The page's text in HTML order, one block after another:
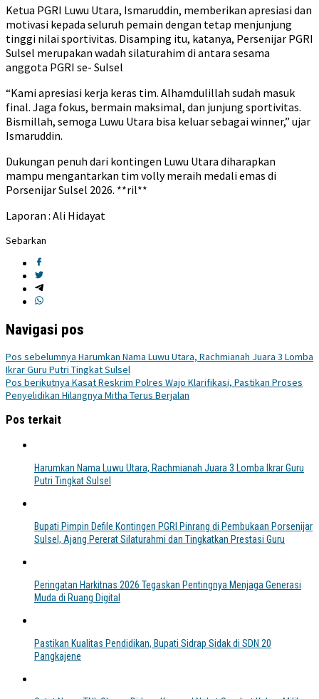
Ketua PGRI Luwu Utara, Ismaruddin, memberikan apresiasi dan
motivasi kepada seluruh pemain dengan tetap menjunjung
tinggi nilai sportivitas. Disamping itu, katanya, Persenijar PGRI
Sulsel merupakan wadah silaturahim di antara sesama
anggota PGRI se- Sulsel
“Kami apresiasi kerja keras tim. Alhamdulillah sudah masuk
final. Jaga fokus, bermain maksimal, dan junjung sportivitas.
Bismillah, semoga Luwu Utara bisa keluar sebagai winner,” ujar
Ismaruddin.
Dukungan penuh dari kontingen Luwu Utara diharapkan
mampu mengantarkan tim volly meraih medali emas di
Porsenijar Sulsel 2026. **ril**
Laporan : Ali Hidayat
Sebarkan
Navigasi pos
Pos sebelumnya Harumkan Nama Luwu Utara, Rachmianah Juara 3 Lomba
Ikrar Guru Putri Tingkat Sulsel
Pos berikutnya Kasat Reskrim Polres Wajo Klarifikasi, Pastikan Proses
Penyelidikan Hilangnya Mitha Terus Berjalan
Pos terkait
Harumkan Nama Luwu Utara, Rachmianah Juara 3 Lomba Ikrar Guru
Putri Tingkat Sulsel
Bupati Pimpin Defile Kontingen PGRI Pinrang di Pembukaan Porsenijar
Sulsel, Ajang Pererat Silaturahmi dan Tingkatkan Prestasi Guru
Peringatan Harkitnas 2026 Tegaskan Pentingnya Menjaga Generasi
Muda di Ruang Digital
Pastikan Kualitas Pendidikan, Bupati Sidrap Sidak di SDN 20
Pangkajene